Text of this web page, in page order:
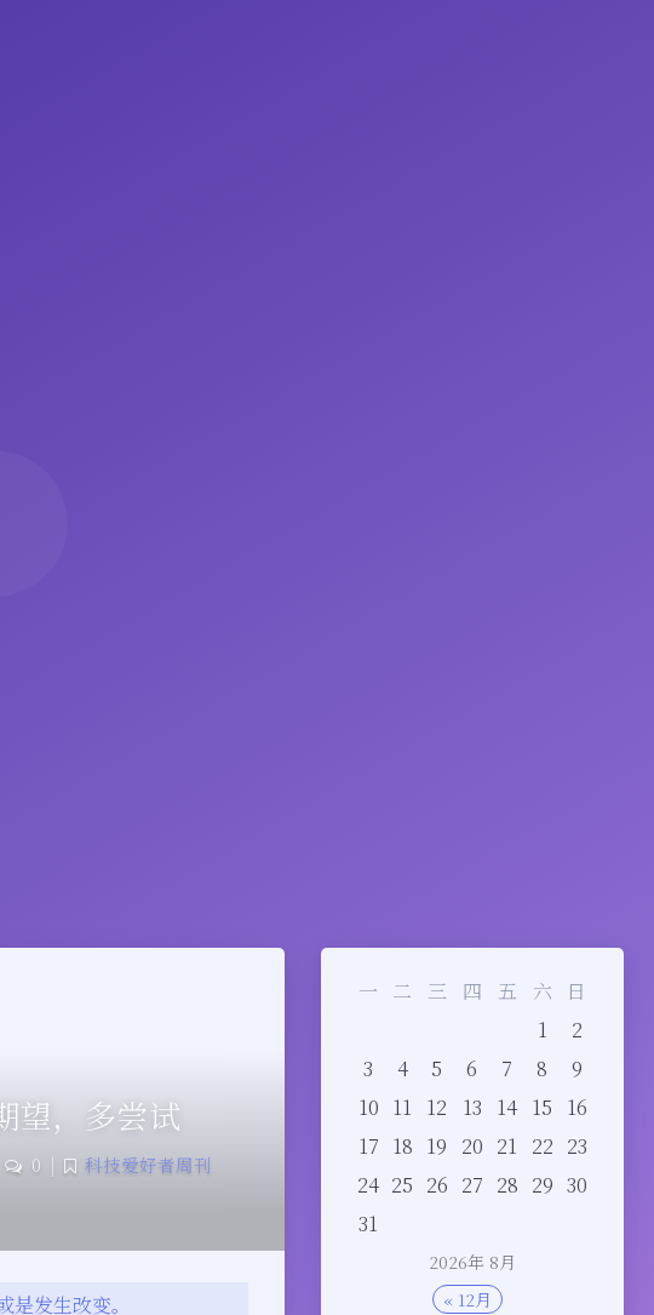
2026年 8月
一 二 三 四 五 六
日
1
2
3
4 5 6 7 8
9
10 11 12 13 14 15
16
17 18 19 20 21 22 23
24 25 26 27 28 29 30
31
« 12月
望，多尝试
0 |
科技爱好者周刊
发生改变。